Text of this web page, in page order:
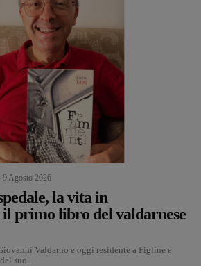
9 Agosto 2026
la vita in
primo libro del valdarnese
Valdarno e oggi residente a Figline e
suo...